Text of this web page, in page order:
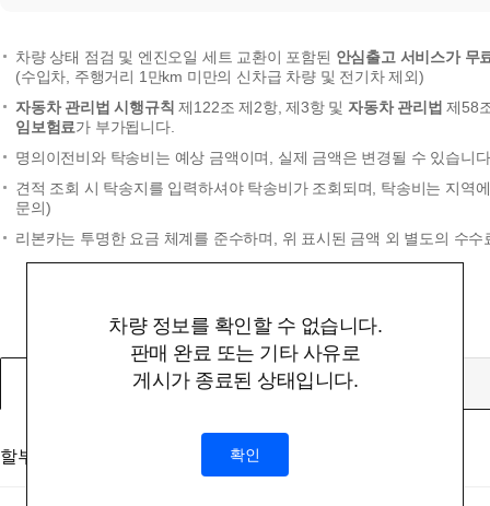
차량 정보를 확인할 수 없습니다.
판매 완료 또는 기타 사유로
게시가 종료된 상태입니다.
확인
차량 상태 점검 및 엔진오일 세트 교환이 포함된 안심출고 서비스가 무
(수입차, 주행거리 1만km 미만의 신차급 차량 및 전기차 제외)
자동차 관리법 시행규칙 제122조 제2항, 제3항 및자동차 관리법 제58
임보험료가 부가됩니다.
명의이전비와 탁송비는 예상 금액이며, 실제 금액은 변경될 수 있습니
견적 조회 시 탁송지를 입력하셔야 탁송비가 조회되며, 탁송비는 지역
문의)
리본카는 투명한 요금 체계를 준수하며, 위 표시된 금액 외 별도의 수
할부
할부대상 금액 (부대비용 및 탁송비 미포함)